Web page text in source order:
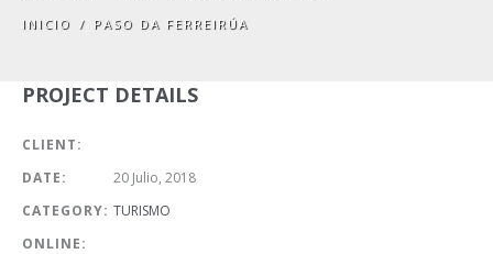
INICIO / PASO DA FERREIRÚA
PROJECT DETAILS
CLIENT:
DATE:
20 Julio, 2018
CATEGORY: TURISMO
ONLINE: